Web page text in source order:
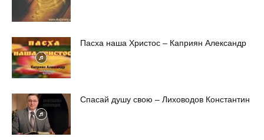
Пасха наша Христос – Каприян Александр
Спасай душу свою – Лиховодов Константин